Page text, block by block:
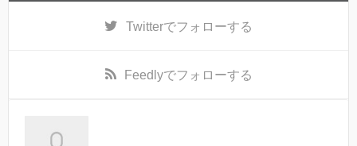
Twitterでフォローする
Feedlyでフォローする